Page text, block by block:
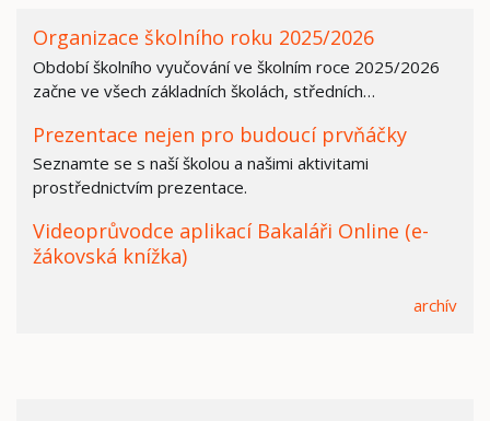
Organizace školního roku 2025/2026
Období školního vyučování ve školním roce 2025/2026
začne ve všech základních školách, středních…
Prezentace nejen pro budoucí prvňáčky
Seznamte se s naší školou a našimi aktivitami
prostřednictvím prezentace.
Videoprůvodce aplikací Bakaláři Online (e-
žákovská knížka)
archív